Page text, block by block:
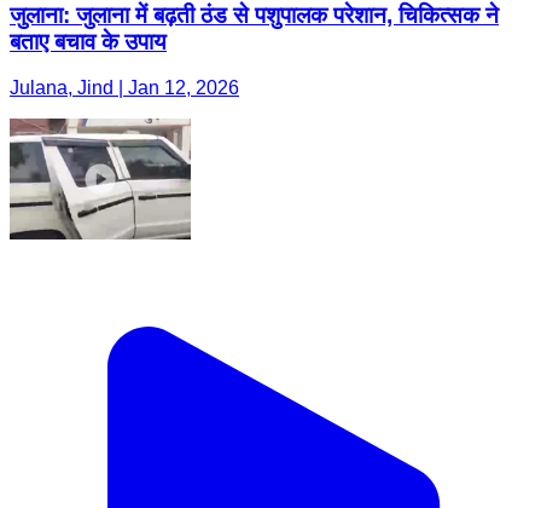
जुलाना: जुलाना में बढ़ती ठंड से पशुपालक परेशान, चिकित्सक ने
बताए बचाव के उपाय
Julana, Jind | Jan 12, 2026